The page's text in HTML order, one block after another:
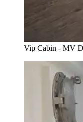
Vip Cabin - MV